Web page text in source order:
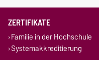
ZERTIFIKATE
Familie in der Hochschule
Systemakkreditierung